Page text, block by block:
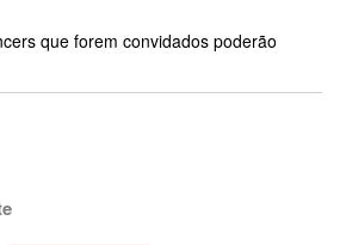
que forem convidados poderão